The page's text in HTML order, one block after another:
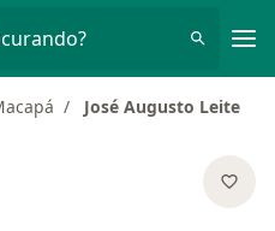
José Augusto Leite